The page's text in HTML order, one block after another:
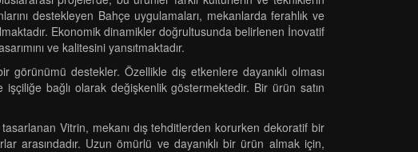
destekleyen Bahçe uygulamaları, mekanlarda ferahlık ve
Ekonomik dinamikler doğrultusunda belirlenen İnovatif
ve kalitesini yansıtmaktadır.
destekler. Özellikle dış etkenlere dayanıklı olması
bağlı olarak değişkenlik göstermektedir. Bir ürün satın
Vitrin, mekanı dış tehditlerden korurken dekoratif bir
arasındadır. Uzun ömürlü ve dayanıklı bir ürün almak için,